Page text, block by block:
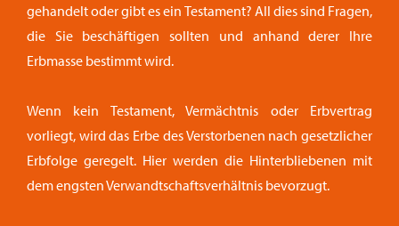
gehandelt oder gibt es ein Testament? All dies sind Fragen,
die Sie beschäftigen sollten und anhand derer Ihre
Erbmasse bestimmt wird.
Wenn kein Testament, Vermächtnis oder Erbvertrag
vorliegt, wird das Erbe des Verstorbenen nach gesetzlicher
Erbfolge geregelt. Hier werden die Hinterbliebenen mit
dem engsten Verwandtschaftsverhältnis bevorzugt.